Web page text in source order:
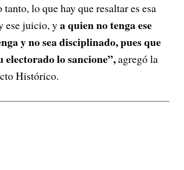
lo que hay que resaltar es esa
ese juicio, ya quien no tenga ese
y no sea disciplinado, pues que
electorado lo sancione”,agregó la
Histórico.